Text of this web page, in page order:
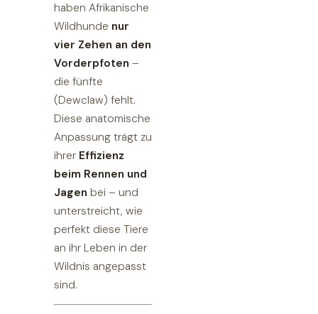
haben Afrikanische
Wildhunde nur
vier Zehen an den
Vorderpfoten –
die fünfte
(Dewclaw) fehlt.
Diese anatomische
Anpassung trägt zu
ihrer Effizienz
beim Rennen und
Jagen bei – und
unterstreicht, wie
perfekt diese Tiere
an ihr Leben in der
Wildnis angepasst
sind.